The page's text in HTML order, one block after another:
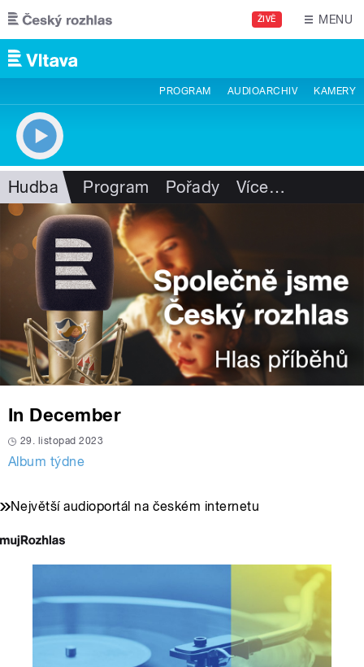
Přejít k hlavnímu obsahu
ŽIVĚ MENU
PROGRAM AUDIOARCHIV KAMERY
Hudba Program Pořady Více…
In December
29. listopad 2023
Album týdne
Největší audioportál na českém internetu